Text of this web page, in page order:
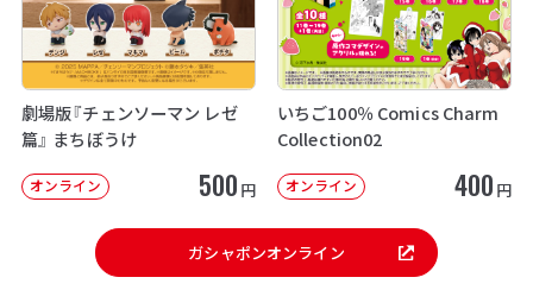
劇場版『チェンソーマン レゼ
篇』 まちぼうけ
オンライン 500 円
いちご100％ Comics Charm
Collection02
オンライン 400 円
ガシャポンオンライン